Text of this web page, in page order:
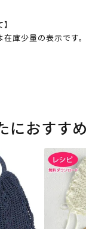
庫少量の表示です。
におすす